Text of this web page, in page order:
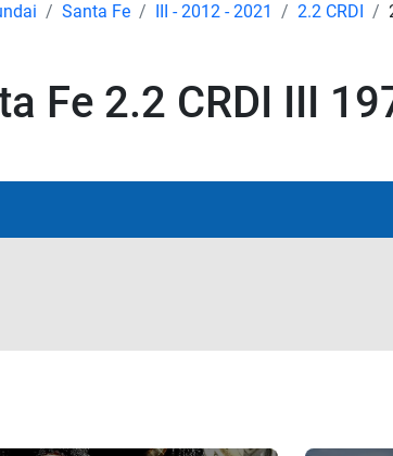
Santa Fe III - 2012 - 2021 2.2 CRDI
Fe 2.2 CRDI III